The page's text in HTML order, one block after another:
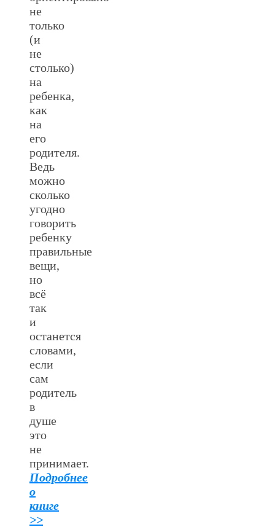
не
только
(и
не
столько)
на
ребенка,
как
на
его
родителя.
Ведь
можно
сколько
угодно
говорить
ребенку
правильные
вещи,
но
всё
так
и
останется
словами,
если
сам
родитель
в
душе
это
не
принимает.
Подробнее
о
книге
>>